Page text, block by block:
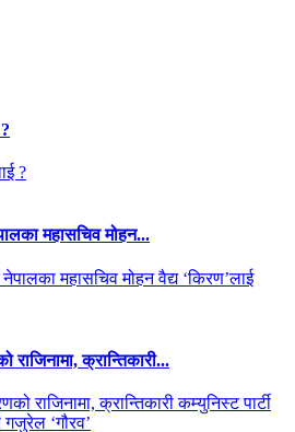
महासचिव मोहन...
राजिनामा, क्रान्तिकारी...